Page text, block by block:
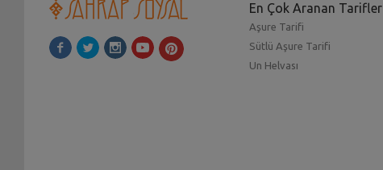
En Çok Aranan Tarifler
Aşure Tarifi
Sütlü Aşure Tarifi
Un Helvası